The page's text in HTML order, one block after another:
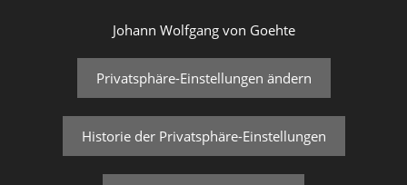
Johann Wolfgang von Goehte
Privatsphäre-Einstellungen ändern
Historie der Privatsphäre-Einstellungen